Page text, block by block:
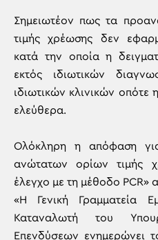
Σημειωτέον πως τα
τιμής χρέωσης δεν
κατά την οποία η
εκτός ιδιωτικών
ιδιωτικών κλινικών οπότε
ελεύθερα.
Ολόκληρη η απόφαση
ανώτατων ορίων τιμής
έλεγχο με τη μέθοδο PCR»
«Η Γενική Γραμματεία
Καταναλωτή του
Επενδύσεων ενημερώνει